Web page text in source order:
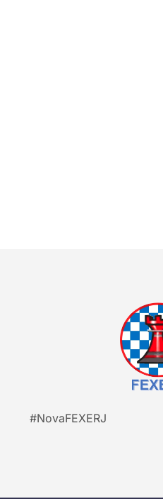
#NovaFEXERJ